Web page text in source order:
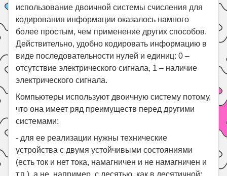
использование двоичной системы счисления для
кодирования информации оказалось намного
более простым, чем применение других способов.
Действительно, удобно кодировать информацию в
виде последовательности нулей и единиц: 0 –
отсутствие электрического сигнала, 1 – наличие
электрического сигнала.
Компьютеры используют двоичную систему потому,
что она имеет ряд преимуществ перед другими
системами:
- для ее реализации нужны технические
устройства с двумя устойчивыми состояниями
(есть ток и нет тока, намагничен и не намагничен и
т.п.), а не, например, с десятью, как в десятичной;